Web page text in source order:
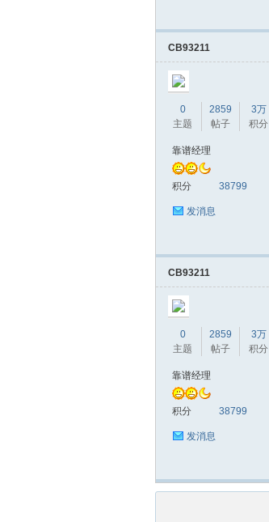
友
CB93211
0
主题
2859
帖子
3万
积分
靠谱经理
积分 38799
发消息
CB93211
0
主题
2859
帖子
3万
积分
靠谱经理
积分 38799
发消息